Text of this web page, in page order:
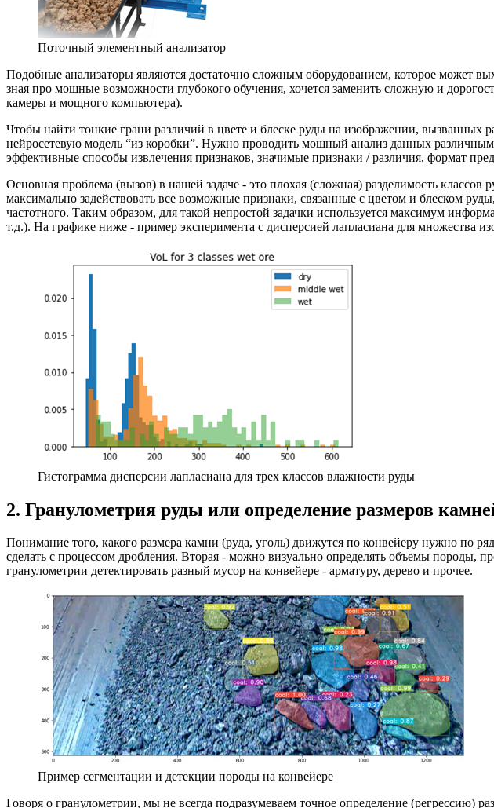
Поточный элементный анализатор
Подобные анализаторы являются достаточно сложным оборудованием, которое может
зная про мощные возможности глубокого обучения, хочется заменить сложную и
камеры и мощного компьютера).
Чтобы найти тонкие грани различий в цвете и блеске руды на изображении, вызванных
нейросетевую модель “из коробки”. Нужно проводить мощный анализ данных
эффективные способы извлечения признаков, значимые признаки / различия, формат
Основная проблема (вызов) в нашей задаче - это плохая (сложная) разделимость
максимально задействовать все возможные признаки, связанные с цветом и блеском
частотного. Таким образом, для такой непростой задачки используется максимум
т.д.). На графике ниже - пример эксперимента с дисперсией лапласиана для множества
Гистограмма дисперсии лапласиана для трех классов влажности руды
2. Гранулометрия руды или определение размеров
Понимание того, какого размера камни (руда, уголь) движутся по конвейеру нужно по
сделать с процессом дробления. Вторая - можно визуально определять объемы породы,
гранулометрии детектировать разный мусор на конвейере - арматуру, дерево и прочее.
Пример сегментации и детекции породы на конвейере
Говоря о гранулометрии, мы не всегда подразумеваем точное определение (регрессию)